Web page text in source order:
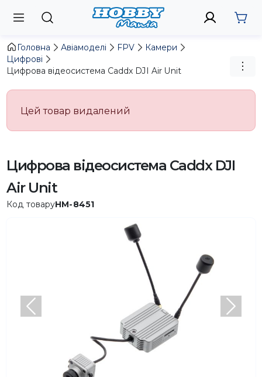
Головна Авіамоделі FPV
Камери
Цифрові
Цифрова відеосистема Caddx DJI Air Unit
Цей товар видалений
Цифрова відеосистема Caddx DJI
Air Unit
Код товаруHM-8451
Попередній